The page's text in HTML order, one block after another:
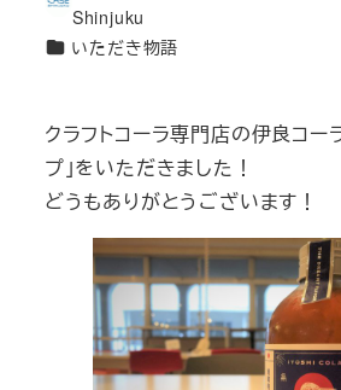
著
者
Shinjuku
カ
リ
ー
いただき物語
クラフトコーラ専門店の伊良コー
プ」をいただきました！
どうもありがとうございます！